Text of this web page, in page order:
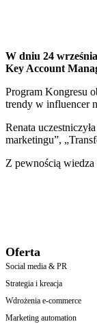
W dniu 24
Key Account
Program Kongresu
trendy w influencer
Renata
marketingu”,
Z pewnością wiedza
Oferta
Social media & PR
Strategia i kreacja
Wdrożenia e-commerce
Marketing automation